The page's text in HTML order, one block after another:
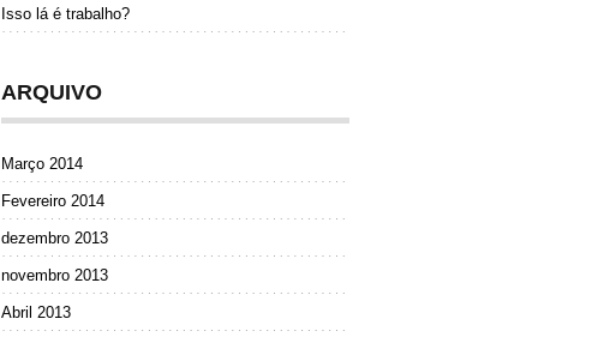
Isso lá é trabalho?
ARQUIVO
Março 2014
Fevereiro 2014
dezembro 2013
novembro 2013
Abril 2013